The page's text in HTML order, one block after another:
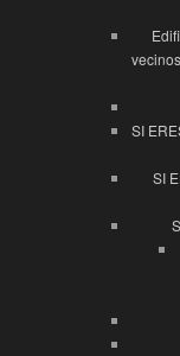
SI
SI